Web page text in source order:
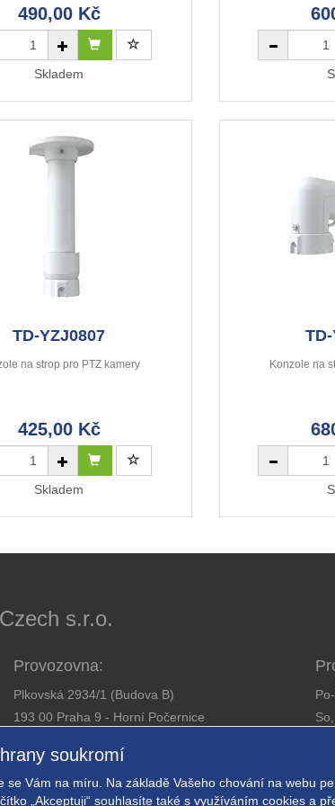
soukromí
se Vám na míru. Na základě Vašeho chování na webu
„Akceptuji“ souhlasíte také s využíváním cookies a
490,00 Kč
Skladem
TD-YZJ0807
na strop pro PTZ kamery
425,00 Kč
Skladem
Konzole na
s.r.o.
Provozovna:
Plkovská 2934/1 (Budova B)
193 00 Praha 9 - Horní Počernice
Email:obchod@expressalarm.cz